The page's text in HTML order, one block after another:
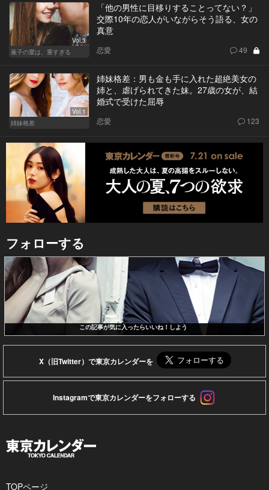
Vol.3
薫子の愛は、重すぎる
「他の男性に目移りすることってない？」
交際10年の恋人がいながらそう語る、女の
真意
恋愛 49
Vol.1
姉妹格差
姉妹格差：男も金も手に入れた超絶美女の
姉と、虐げられてきた妹。27歳の女が、結
婚式で受けた屈辱
恋愛 123
フォローする
この記事が気に入ったらいいね！しよう
X（旧Twitter）で東京カレンダーを
Instagramで東京カレンダーをフォローする
TOPページ